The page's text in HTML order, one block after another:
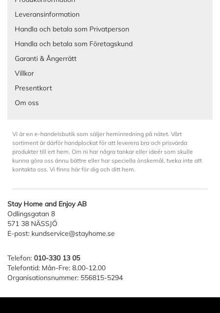
Leveransinformation
Handla och betala som Privatperson
Handla och betala som Företagskund
Garanti & Ångerrätt
Villkor
Presentkort
Om oss
Vi är en e-handelsbutik som säljer heminredning på nätet. Vårt
sortiment är därför handplockat för att leverera bra och prisvärda
produkter till ert hem. Om ni har några tankar eller ideér som skulle
kunna göra oss ännu bättre eller har speciella önskemål, tveka inte att
kontakta oss. Vi finns här för dig och ditt hem.
Stay Home and Enjoy AB
Odlingsgatan 8
571 38 NÄSSJÖ
E-post: kundservice@stayhome.se
Telefon: 010-330 13 05
Telefontid: Mån-Fre: 8.00-12.00
Organisationsnummer: 556815-5294